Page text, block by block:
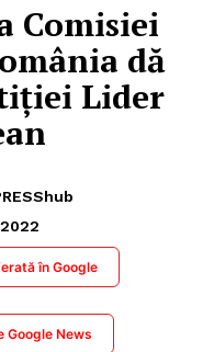
Comisiei
dă
Lider
în Google
Google News